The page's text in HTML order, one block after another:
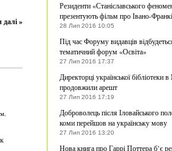
»
Резиденти «Станіславського
презентують фільм про Івано-
28 Лип 2016 10:05
Під час Форуму видавців
тематичний форум «Освіта»
27 Лип 2016 17:37
Директорці української бібліотеки
продовжили арешт
27 Лип 2016 17:19
Доброволець після Іловайського
коми перейшов на українську мову
27 Лип 2016 13:20
Нова книга про Гаррі Поттера б’є